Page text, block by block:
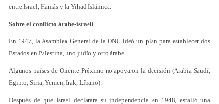
entre Israel, Hamás y la Yihad Islámica.
Sobre el conflicto árabe-israelí
En 1947, la Asamblea General de la ONU ideó un plan para establecer dos
Estados en Palestina, uno judío y otro árabe.
Algunos países de Oriente Próximo no apoyaron la decisión (Arabia Saudí,
Egipto, Siria, Yemen, Irak, Líbano).
Después de que Israel declarara su independencia en 1948, estalló una